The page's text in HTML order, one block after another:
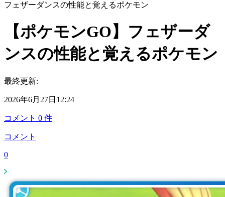
フェザーダンスの性能と覚えるポケモン
【ポケモンGO】フェザーダ
ンスの性能と覚えるポケモン
最終更新:
2026年6月27日12:24
コメント 0 件
コメント
0